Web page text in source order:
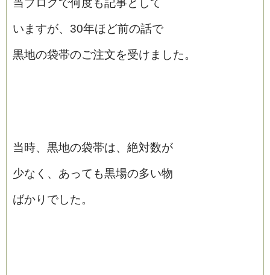
当ブログで何度も記事として
いますが、30年ほど前の話で
黒地の袋帯のご注文を受けました。
当時、黒地の袋帯は、絶対数が
少なく、あっても黒場の多い物
ばかりでした。